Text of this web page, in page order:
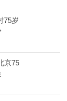
75岁
京75